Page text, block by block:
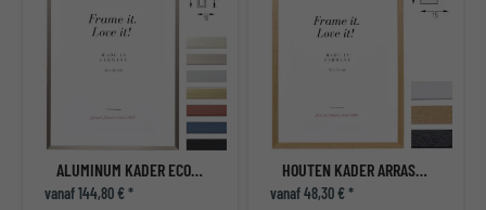
ALUMINUM KADER ECON HOEKIG
vanaf 144,80 € *
HOUTEN KADER ARRAS OP MAAT
vanaf 48,30 € *